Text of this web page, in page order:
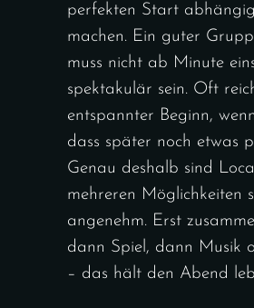
perfekten Start
machen. Ein guter
muss nicht ab Minute
spektakulär sein. Oft
entspannter Beginn,
dass später noch etwas
Genau deshalb sind
mehreren Möglichkeiten
angenehm. Erst
dann Spiel, dann Musik
– das hält den Abend